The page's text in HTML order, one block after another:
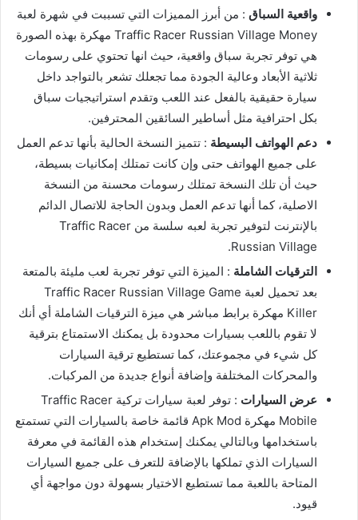
واقعية السباق : من أبرز المميزات التي تسببت في شهرة لعبة
Traffic Racer Russian Village Money مهكرة بهذه الصورة
هي توفر تجربة سباق واقعية، حيث انها تحتوي على رسومات
ثلاثية الأبعاد وعالية الجودة مما تجعلك تشعر بالتواجد داخل
سيارة حقيقية بالفعل عند اللعب وتقدم استراتيجيات سباق
بكل احترافية مثل أساطير السائقين المحترفين.
دعم الهواتف البسيطة : تتميز النسخة الحالية بأنها تدعم العمل
على جميع الهواتف حتى وإن كانت تمتلك إمكانيات بسيطة،
حيث أن تلك النسخة تمتلك رسومات محسنة من النسخة
الاصلية، كما أنها تدعم العمل وبدون الحاجة للاتصال الدائم
بالإنترنت لتوفير تجربة لعبه سلسة من Traffic Racer
Russian Village.
الترقيات الشاملة : الميزة التي توفر تجربة لعب مليئة بالمتعة
بعد تحميل لعبة Traffic Racer Russian Village Game
Killer مهكرة برابط مباشر هي ميزة الترقيات الشاملة أي أنك
لا تقوم باللعب بسيارات محدودة بل يمكنك الاستمتاع بترقية
كل شيء في مجموعتك، كما تستطيع ترقية السيارات
والمحركات المختلفة وإضافة أنواع جديدة من المركبات.
عرض السيارات
: توفر لعبة سيارات تركية Traffic Racer
Mobile مهكرة Apk Mod قائمة خاصة بالسيارات التي تستمتع
باستخدامها وبالتالي يمكنك إستخدام هذه القائمة في معرفة
السيارات الذي تملكها بالإضافة للتعرف على جميع السيارات
المتاحة باللعبة مما تستطيع الاختيار بسهولة دون مواجهة أي
قيود.